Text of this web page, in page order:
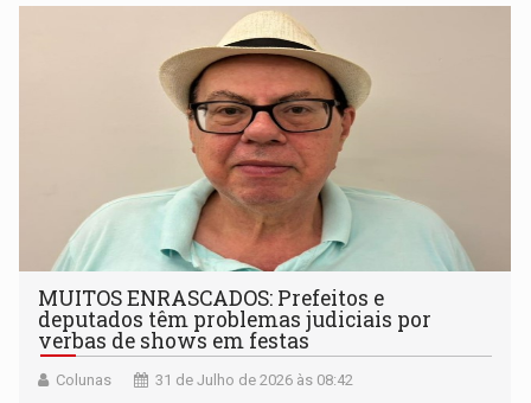
MUITOS ENRASCADOS: Prefeitos e
deputados têm problemas judiciais por
verbas de shows em festas
Colunas 31 de Julho de 2026 às 08:42